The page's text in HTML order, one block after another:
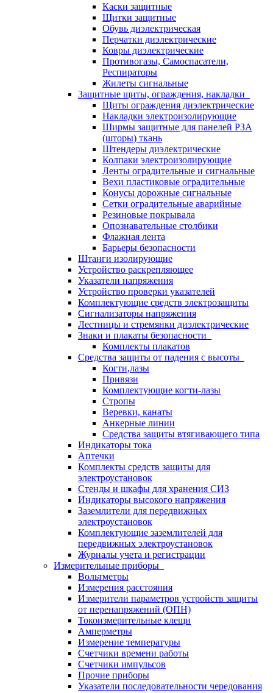
Каски защитные
Щитки защитные
Обувь диэлектрическая
Перчатки диэлектрические
Ковры диэлектрические
Противогазы, Самоспасатели,
Респираторы
Жилеты сигнальные
Защитные щиты, ограждения, накладки
Щиты ограждения диэлектрические
Накладки электроизолирующие
Ширмы защитные для панелей РЗА
(шторы) ткань
Штендеры диэлектрические
Колпаки электроизолирующие
Ленты оградительные и сигнальные
Вехи пластиковые оградительные
Конусы дорожные сигнальные
Сетки оградительные аварийные
Резиновые покрывала
Опознавательные столбики
Флажная лента
Барьеры безопасности
Штанги изолирующие
Устройство раскрепляющее
Указатели напряжения
Устройство проверки указателей
Комплектующие средств электрозащиты
Сигнализаторы напряжения
Лестницы и стремянки диэлектрические
Знаки и плакаты безопасности
Комплекты плакатов
Средства защиты от падения с высоты
Когти,лазы
Привязи
Комплектующие когти-лазы
Стропы
Веревки, канаты
Анкерные линии
Средства защиты втягивающего типа
Индикаторы тока
Аптечки
Комплекты средств защиты для
электроустановок
Стенды и шкафы для хранения СИЗ
Индикаторы высокого напряжения
Заземлители для передвижных
электроустановок
Комплектующие заземлителей для
передвижных электроустановок
Журналы учета и регистрации
Измерительные приборы
Вольтметры
Измерения расстояния
Измерители параметров устройств защиты
от перенапряжений (ОПН)
Токоизмерительные клещи
Амперметры
Измерение температуры
Счетчики времени работы
Счетчики импульсов
Прочие приборы
Указатели последовательности чередования